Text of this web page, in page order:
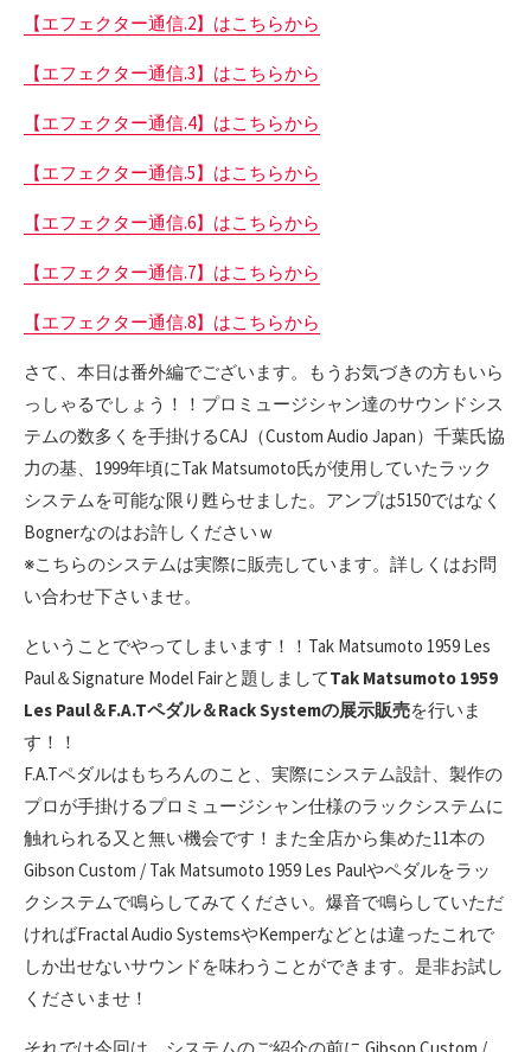
【エフェクター通信.2】はこちらから
【エフェクター通信.3】はこちらから
【エフェクター通信.4】はこちらから
【エフェクター通信.5】はこちらから
【エフェクター通信.6】はこちらから
【エフェクター通信.7】はこちらから
【エフェクター通信.8】はこちらから
さて、本日は番外編でございます。もうお気づきの方もいら
っしゃるでしょう！！プロミュージシャン達のサウンドシス
テムの数多くを手掛けるCAJ（Custom Audio Japan）千葉氏協
力の基、1999年頃にTak Matsumoto氏が使用していたラック
システムを可能な限り甦らせました。アンプは5150ではなく
Bognerなのはお許しくださいｗ
※こちらのシステムは実際に販売しています。詳しくはお問
い合わせ下さいませ。
ということでやってしまいます！！Tak Matsumoto 1959 Les
Paul＆Signature Model Fairと題しましてTak Matsumoto 1959
Les Paul＆F.A.Tペダル＆Rack Systemの展示販売を行いま
す！！
F.A.Tペダルはもちろんのこと、実際にシステム設計、製作の
プロが手掛けるプロミュージシャン仕様のラックシステムに
触れられる又と無い機会です！また全店から集めた11本の
Gibson Custom / Tak Matsumoto 1959 Les Paulやペダルをラッ
クシステムで鳴らしてみてください。爆音で鳴らしていただ
ければFractal Audio SystemsやKemperなどとは違ったこれで
しか出せないサウンドを味わうことができます。是非お試し
くださいませ！
それでは今回は、システムのご紹介の前に Gibson Custom /